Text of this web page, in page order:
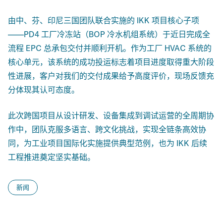
由中、芬、印尼三国团队联合实施的 IKK 项目核心子项
——PD4 工厂冷冻站（BOP 冷水机组系统）于近日完成全
流程 EPC 总承包交付并顺利开机。作为工厂 HVAC 系统的
核心单元，该系统的成功投运标志着项目进度取得重大阶段
性进展，客户对我们的交付成果给予高度评价，现场反馈充
分体现其认可态度。
此次跨国项目从设计研发、设备集成到调试运营的全周期协
作中，团队克服多语言、跨文化挑战，实现全链条高效协
同，为工业项目国际化实施提供典型范例，也为 IKK 后续
工程推进奠定坚实基础。
新闻